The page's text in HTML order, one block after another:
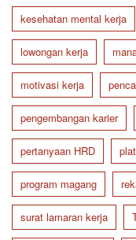
kesehatan mental kerja
lowongan kerja
motivasi kerja
pengembangan karier
pertanyaan HRD
program magang
surat lamaran kerja